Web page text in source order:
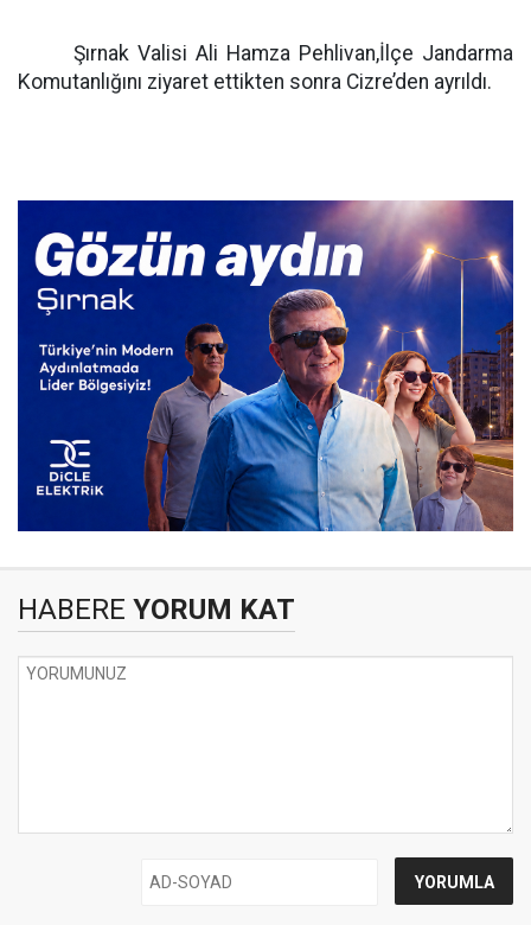
Şırnak Valisi Ali Hamza Pehlivan,İlçe Jandarma
Komutanlığını ziyaret ettikten sonra Cizre’den ayrıldı.
HABERE YORUM KAT